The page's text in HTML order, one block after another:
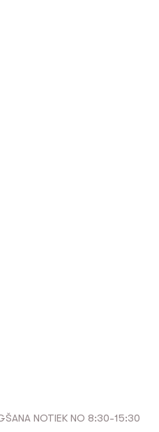
NOTIEK NO 8:30-15:30